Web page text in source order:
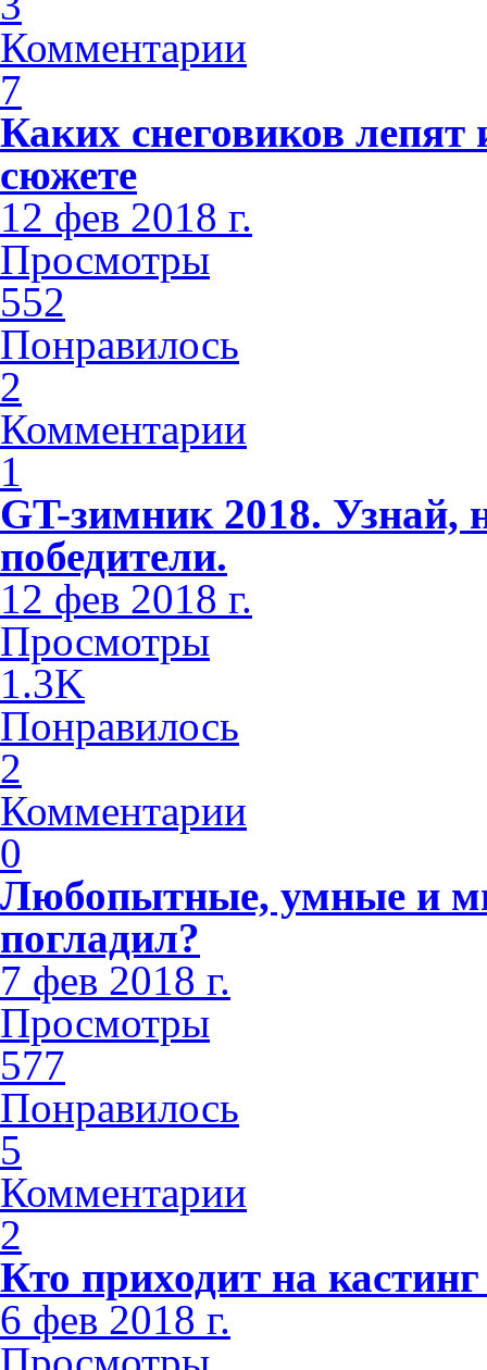
Комментарии
7
Каких снеговиков
сюжете
12 фев 2018 г.
Просмотры
552
Понравилось
2
Комментарии
1
GT-зимник 2018. Узнай,
победители.
12 фев 2018 г.
Просмотры
1.3K
Понравилось
2
Комментарии
0
Любопытные, умные и
погладил?
7 фев 2018 г.
Просмотры
577
Понравилось
5
Комментарии
2
Кто приходит на
6 фев 2018 г.